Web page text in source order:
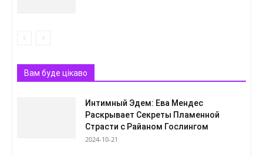
Вам буде цікаво
Интимный Эдем: Ева Мендес
Раскрывает Секреты Пламенной
Страсти с Райаном Гослингом
2024-10-21